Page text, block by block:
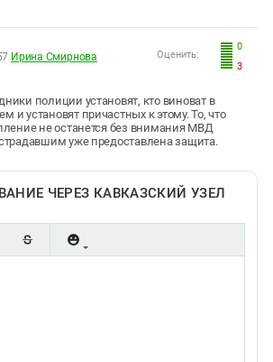
0
3
Оценить:
Ирина Смирнова
полиции установят, кто виноват в
и установят причастных к этому. То, что
не останется без внимания МВД
уже предоставлена защита.
ЧЕРЕЗ КАВКАЗСКИЙ УЗЕЛ